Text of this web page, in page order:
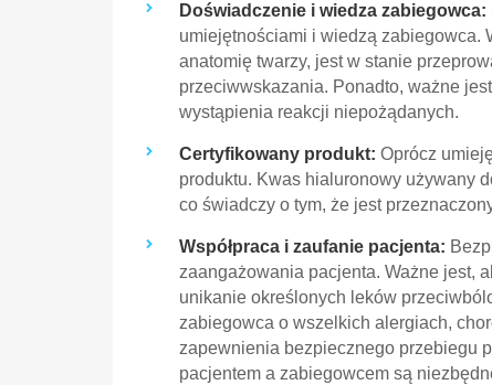
Doświadczenie i wiedza zabiegowca:
umiejętnościami i wiedzą zabiegowca.
anatomię twarzy, jest w stanie
przeciwwskazania. Ponadto, ważne
wystąpienia reakcji niepożądanych.
Certyfikowany produkt: Oprócz
produktu. Kwas hialuronowy używany
co świadczy o tym, że jest
Współpraca i zaufanie pacjenta:
zaangażowania pacjenta. Ważne jest,
unikanie określonych leków
zabiegowca o wszelkich alergiach,
zapewnienia bezpiecznego przebiegu
pacjentem a zabiegowcem są